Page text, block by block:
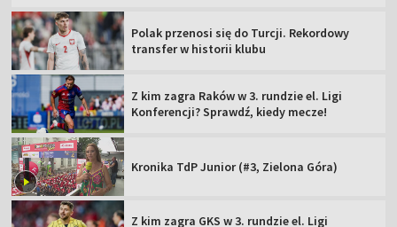
Polak przenosi się do Turcji. Rekordowy
transfer w historii klubu
Z kim zagra Raków w 3. rundzie el. Ligi
Konferencji? Sprawdź, kiedy mecze!
Kronika TdP Junior (#3, Zielona Góra)
Z kim zagra GKS w 3. rundzie el. Ligi